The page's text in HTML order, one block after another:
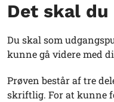
Det skal du
Du skal som
kunne gå videre med
Prøven består af tre
skriftlig. For at kunne